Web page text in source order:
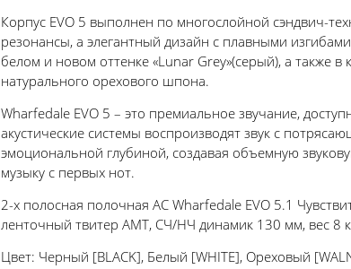
Корпус EVO 5 выполнен по многослойной сэндвич-
резонансы, а элегантный дизайн с плавными
белом и новом оттенке «Lunar Grey»(серый), а также в
натурального орехового шпона.
Wharfedale EVO 5 – это премиальное звучание,
акустические системы воспроизводят звук с
эмоциональной глубиной, создавая объемную
музыку с первых нот.
2-х полосная полочная АС Wharfedale EVO 5.1
ленточный твитер AMT, СЧ/НЧ динамик 130 мм, вес 8
Цвет: Черный [BLACK], Белый [WHITE], Ореховый